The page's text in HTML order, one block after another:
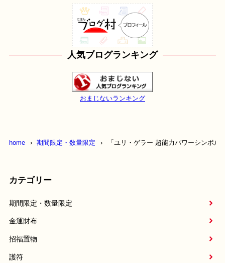
人気ブログランキング
おまじないランキング
home 期間限定・数量限定 「ユリ・ゲラー 超能力パワーシンボ
カテゴリー
期間限定・数量限定
金運財布
招福置物
護符